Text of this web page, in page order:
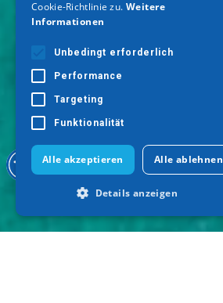
Cookie-Richtlinie zu. Weitere
Informationen
Unbedingt erforderlich
Performance
Targeting
Funktionalität
Alle akzeptieren Alle ablehnen
Details anzeigen